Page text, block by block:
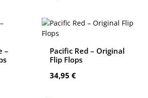
–
Pacific Red – Original
Flip Flops
Regulärer Preis:
34,95 €